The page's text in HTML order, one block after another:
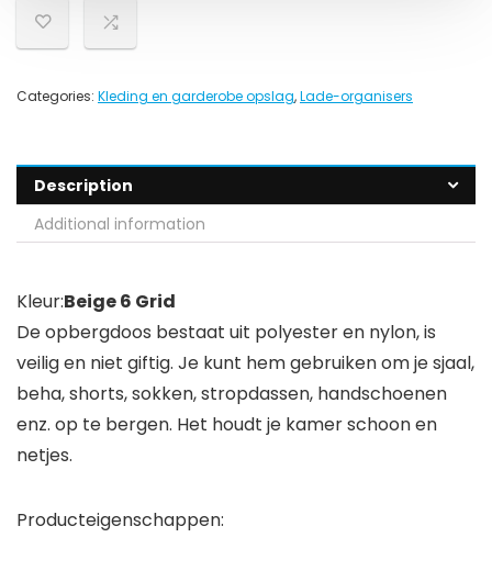
Categories: Kleding en garderobe opslag,Lade-organisers
Description
Additional information
Kleur:Beige 6 Grid
De opbergdoos bestaat uit polyester en nylon, is
veilig en niet giftig. Je kunt hem gebruiken om je sjaal,
beha, shorts, sokken, stropdassen, handschoenen
enz. op te bergen. Het houdt je kamer schoon en
netjes.
Producteigenschappen: